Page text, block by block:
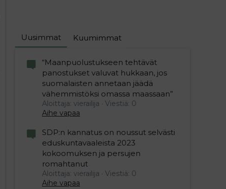
Uusimmat Kuumimmat
“Maanpuolustukseen tehtävät
panostukset valuvat hukkaan, jos
suomalaisten annetaan jäädä
vähemmistöksi omassa maassaan”
Aloittaja: vierailija
Viestiä: 0
Aihe vapaa
SDP:n kannatus on noussut selvästi
eduskuntavaaleista 2023
kokoomuksen ja persujen
romahtanut
Aloittaja: vierailija
Viestiä: 0
Aihe vapaa